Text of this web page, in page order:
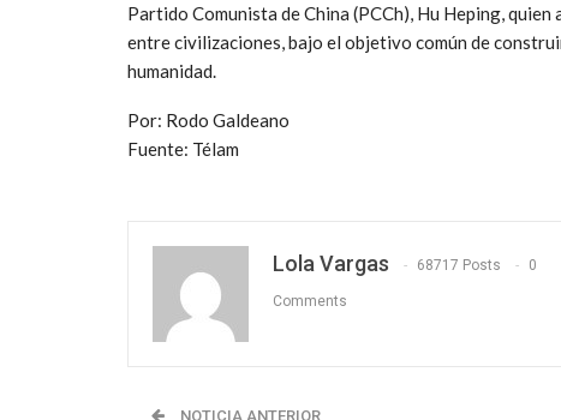
Partido Comunista de China (PCCh), Hu Heping,
entre civilizaciones, bajo el objetivo común de
humanidad.
Por: Rodo Galdeano
Fuente: Télam
Lola Vargas 68717 Posts 0
Comments
NOTICIA ANTERIOR